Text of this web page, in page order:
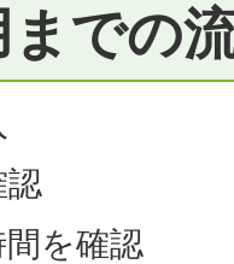
での
認
を確認